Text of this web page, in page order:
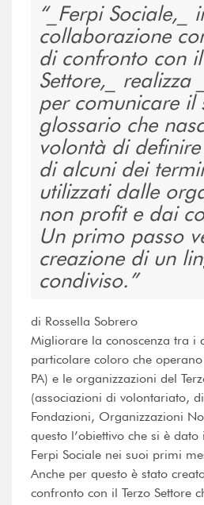
_Ferpi Sociale,_
collaborazione
di confronto con il
Settore,_ realizza
per comunicare il
glossario che
volontà di
di alcuni dei
utilizzati dalle
non profit e dai
Un primo passo
creazione di un
condiviso.
di Rossella Sobrero
Migliorare la conoscenza tra i
particolare coloro che
PA) e le organizzazioni del
(associazioni di volontariato,
Fondazioni, Organizzazioni
questo l’obiettivo che si è
Ferpi Sociale nei suoi primi
Anche per questo è stato
confronto con il Terzo Settore